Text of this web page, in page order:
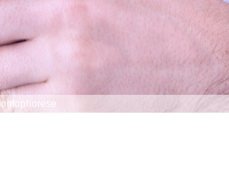
Iontophorese